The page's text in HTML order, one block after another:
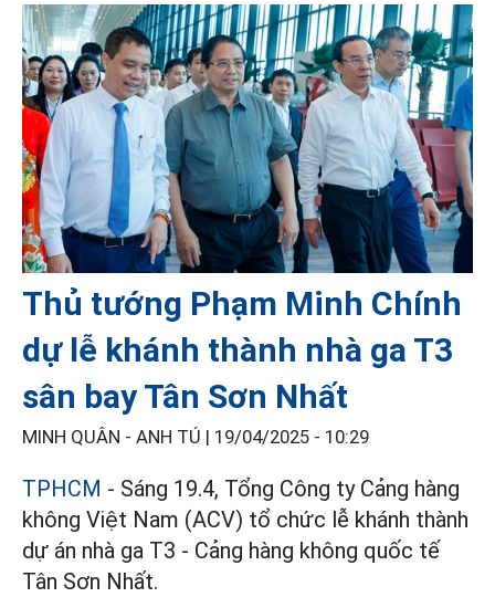
Thủ tướng Phạm Minh Chính
dự lễ khánh thành nhà ga T3
sân bay Tân Sơn Nhất
MINH QUÂN - ANH TÚ | 19/04/2025 - 10:29
TPHCM - Sáng 19.4, Tổng Công ty Cảng hàng
không Việt Nam (ACV) tổ chức lễ khánh thành
dự án nhà ga T3 - Cảng hàng không quốc tế
Tân Sơn Nhất.